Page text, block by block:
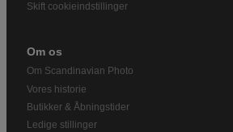
Skift cookieindstillinger
Om os
Om Scandinavian Photo
Vores historie
Butikker & Åbningstider
Ledige stillinger